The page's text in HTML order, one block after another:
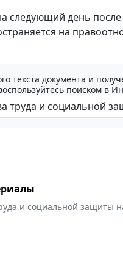
следующий день
на
текста документа и
поиском в
и социальной защиты